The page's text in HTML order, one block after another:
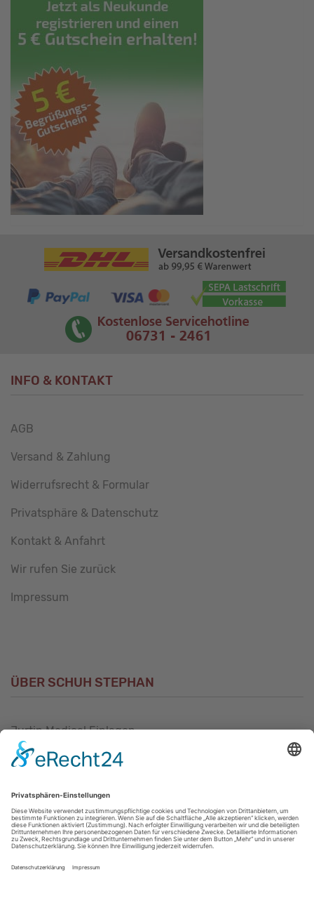
INFO & KONTAKT
AGB
Versand & Zahlung
Widerrufsrecht & Formular
Privatsphäre & Datenschutz
Kontakt & Anfahrt
Wir rufen Sie zurück
Impressum
ÜBER SCHUH STEPHAN
Jurtin Medical Einlagen
Unsere Philosophie
Unser Service
Unser Geschäft in Alzey
Unser Geschäft in Geisenheim